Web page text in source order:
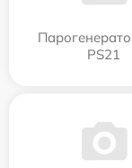
PS21